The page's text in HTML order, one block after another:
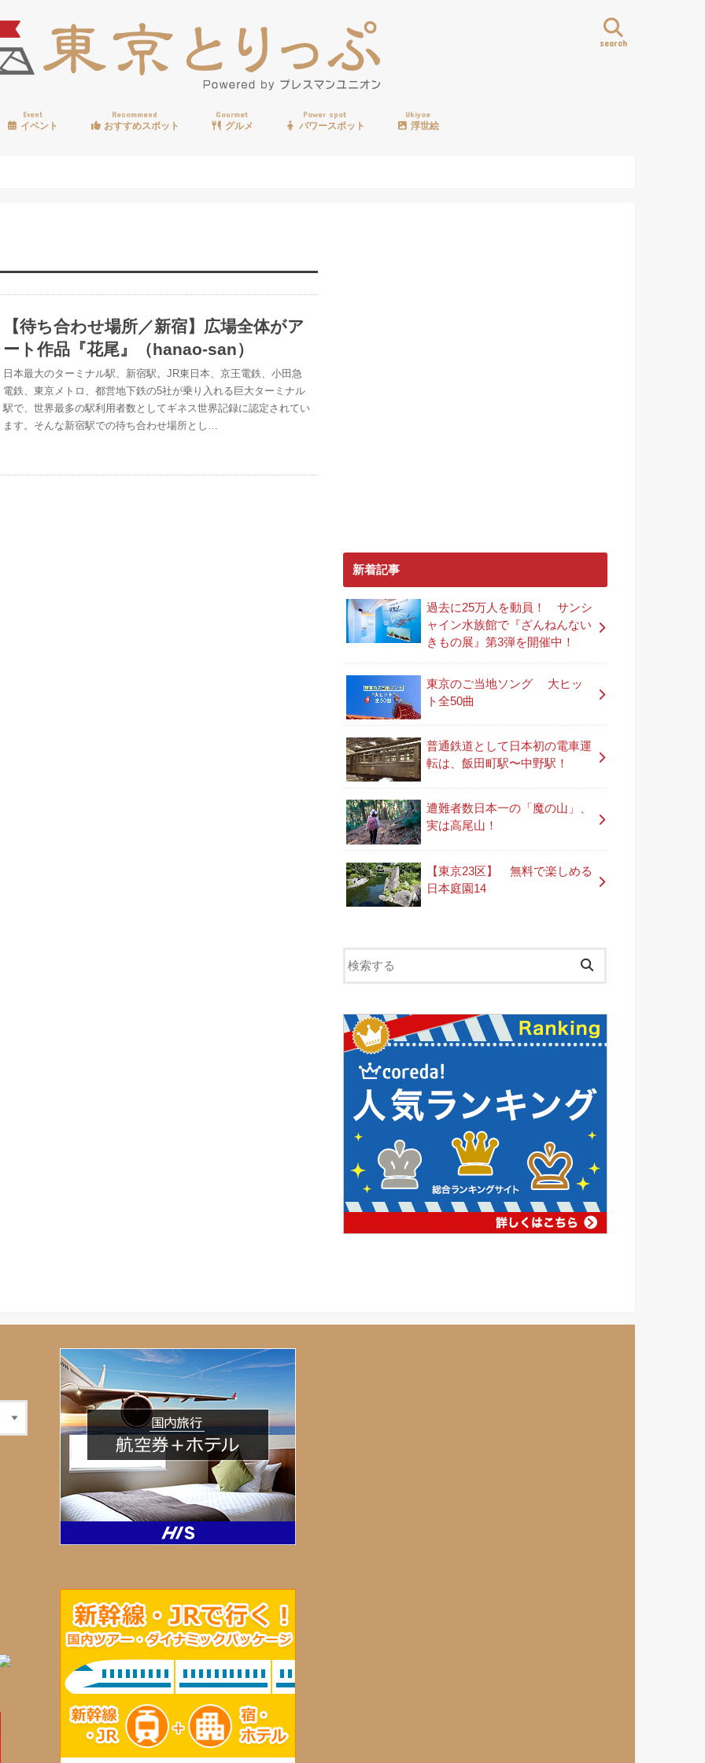
search
Event
イベント
Recommend
おすすめスポット
Gourmet
グルメ
Power spot
パワースポット
Ukiyoe
浮世絵
【待ち合わせ場所／新宿】広場全体がア
ート作品『花尾』（hanao-san）
日本最大のターミナル駅、新宿駅。JR東日本、京王電鉄、小田急
電鉄、東京メトロ、都営地下鉄の5社が乗り入れる巨大ターミナル
駅で、世界最多の駅利用者数としてギネス世界記録に認定されてい
ます。そんな新宿駅での待ち合わせ場所とし…
新着記事
過去に25万人を動員！ サンシ
ャイン水族館で『ざんねんない
きもの展』第3弾を開催中！
東京のご当地ソング 大ヒッ
ト全50曲
普通鉄道として日本初の電車運
転は、飯田町駅〜中野駅！
遭難者数日本一の「魔の山」、
実は高尾山！
【東京23区】 無料で楽しめる
日本庭園14